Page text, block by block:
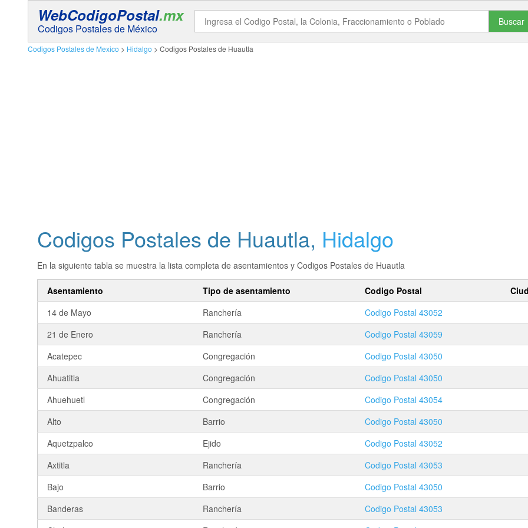
WebCodigoPostal.mx
Codigos Postales de México
Buscar
Codigos Postales de Mexico > Hidalgo > Codigos Postales de Huautla
Codigos Postales de Huautla, Hidalgo
En la siguiente tabla se muestra la lista completa de asentamientos y Codigos Postales de Huautla
Asentamiento Tipo de asentamiento Codigo Postal
14 de Mayo
Ranchería Codigo Postal 43052
21 de Enero
Ranchería Codigo Postal 43059
Acatepec
Congregación Codigo Postal 43050
Ahuatitla
Congregación Codigo Postal 43050
Ahuehuetl
Congregación Codigo Postal 43054
Alto
Barrio Codigo Postal 43050
Aquetzpalco
Ejido Codigo Postal 43052
Axtitla
Ranchería Codigo Postal 43053
Bajo
Barrio Codigo Postal 43050
Banderas
Ranchería Codigo Postal 43053